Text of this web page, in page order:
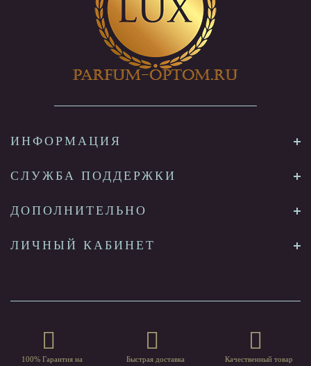
ИНФОРМАЦИЯ
СЛУЖБА ПОДДЕРЖКИ
ДОПОЛНИТЕЛЬНО
ЛИЧНЫЙ КАБИНЕТ
100% Гарантия на
Быстрая доставка
Качественный товар